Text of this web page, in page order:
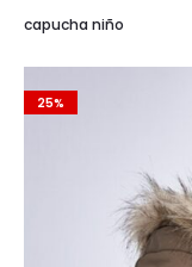
capucha niño
25%